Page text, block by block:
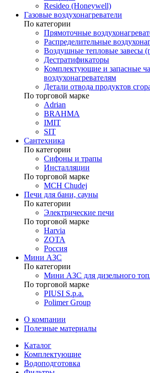
Resideo (Honeywell)
Газовые воздухонагреватели
По категории
Прямоточные
Распределительные
Воздушные тепловые завесы
Дестратификаторы
Комплектующие и запасные
воздухонагревателям
Детали отвода продуктов
По торговой марке
Adrian
BRAHMA
IMIT
SIT
Сантехника
По категории
Сифоны и трапы
Инсталляции
По торговой марке
MCH Chudej
Печи для бани, сауны
По категории
Электрические печи
По торговой марке
Harvia
ZOTA
Россия
Мини АЗС
По категории
Мини АЗС для дизельного
По торговой марке
PIUSI S.p.a.
Polimer Group
О компании
Полезные материалы
Каталог
Комплектующие
Водоподготовка